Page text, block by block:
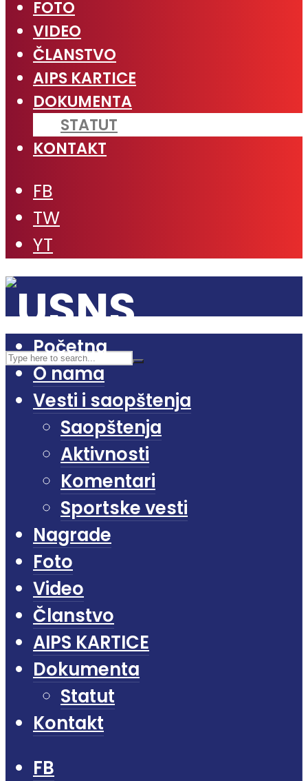
FOTO
VIDEO
ČLANSTVO
AIPS KARTICE
DOKUMENTA
STATUT
KONTAKT
FB
TW
YT
Početna
O nama
Vesti i saopštenja
Saopštenja
Aktivnosti
Komentari
Sportske vesti
Nagrade
Foto
Video
Članstvo
AIPS KARTICE
Dokumenta
Statut
Kontakt
FB